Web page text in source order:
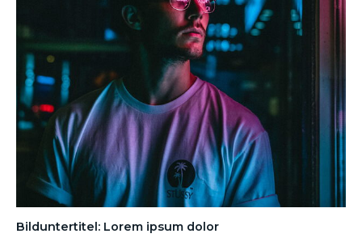
Bilduntertitel: Lorem ipsum dolor